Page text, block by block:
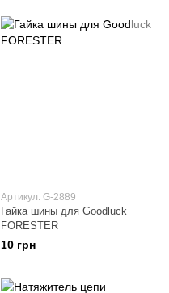
Артикул: G-2889
Гайка шины для Goodluck
FORESTER
10 грн